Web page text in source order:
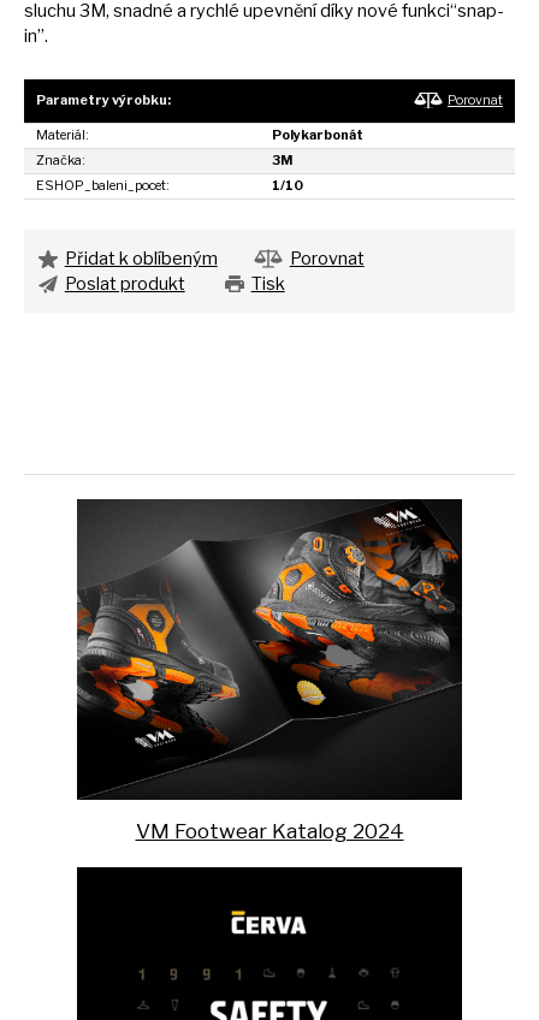
sluchu 3M, snadné a rychlé upevnění díky nové funkci“snap-
in”.
Parametry výrobku: Porovnat
Materiál:
Polykarbonát
Značka:
3M
ESHOP_baleni_pocet:
1/10
Přidat k oblíbeným
Porovnat
Poslat produkt
Tisk
VM Footwear Katalog 2024